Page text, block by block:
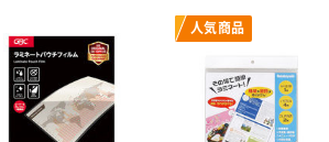
人気商品